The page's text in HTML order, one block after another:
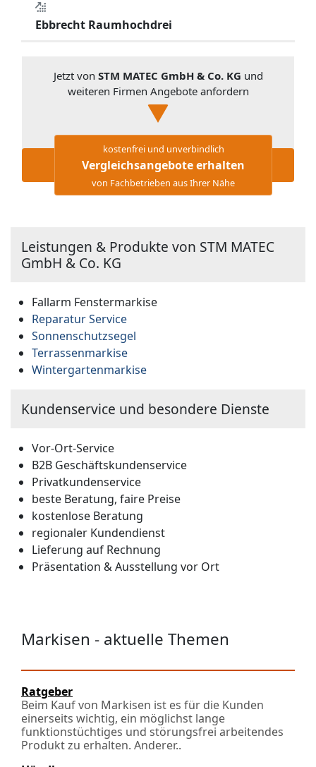
Ebbrecht Raumhochdrei
Jetzt von STM MATEC GmbH & Co. KG und
weiteren Firmen Angebote anfordern
kostenfrei und unverbindlich
Vergleichsangebote erhalten
von Fachbetrieben aus Ihrer Nähe
Leistungen & Produkte von STM MATEC
GmbH & Co. KG
Fallarm Fenstermarkise
Reparatur Service
Sonnenschutzsegel
Terrassenmarkise
Wintergartenmarkise
Kundenservice und besondere Dienste
Vor-Ort-Service
B2B Geschäftskundenservice
Privatkundenservice
beste Beratung, faire Preise
kostenlose Beratung
regionaler Kundendienst
Lieferung auf Rechnung
Präsentation & Ausstellung vor Ort
Markisen - aktuelle Themen
Ratgeber
Beim Kauf von Markisen ist es für die Kunden
einerseits wichtig, ein möglichst lange
funktionstüchtiges und störungsfrei arbeitendes
Produkt zu erhalten. Anderer..